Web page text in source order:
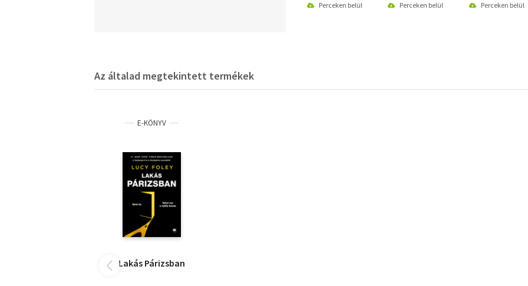
Perceken belül Perceken belül Perceken belül
Az általad megtekintett termékek
E-KÖNYV
Lakás Párizsban